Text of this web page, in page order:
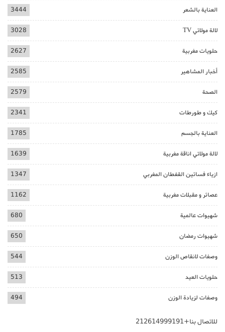
العناية بالشعر 3444
لالة مولاتي TV 3028
حلويات مغربية 2627
أخبار المشاهير 2585
الصحة 2579
كيك و طورطات 2341
العناية بالجسم 1785
لالة مولاتي اناقة مغربية 1639
ازياء فساتين القفطان المغربي 1347
عصائر و مقبلات مغربية 1162
شهيوات عالمية 680
شهيوات رمضان 650
وصفات لانقاص الوزن 544
حلويات العيد 513
وصفات لزيادة الوزن 494
للاتصال بنا+212614999191